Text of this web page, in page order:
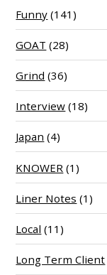
Funny (141)
GOAT (28)
Grind (36)
Interview (18)
Japan (4)
KNOWER (1)
Liner Notes (1)
Local (11)
Long Term Client